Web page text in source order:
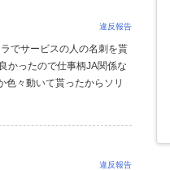
違反報告
でサービスの人の名刺を貰
かったので仕事柄JA関係な
色々動いて貰ったからソリ
違反報告